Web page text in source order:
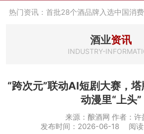
热门资讯：2024年上市酒企业第三季
热门资讯：名酒之光：共话荣耀背后的价
酒业资讯
INDUSTRY-
“跨次元”联动AI短剧大赛，
动漫里“上头”
来源：酿酒网 作者：许
发布时间：2026-06-18 阅